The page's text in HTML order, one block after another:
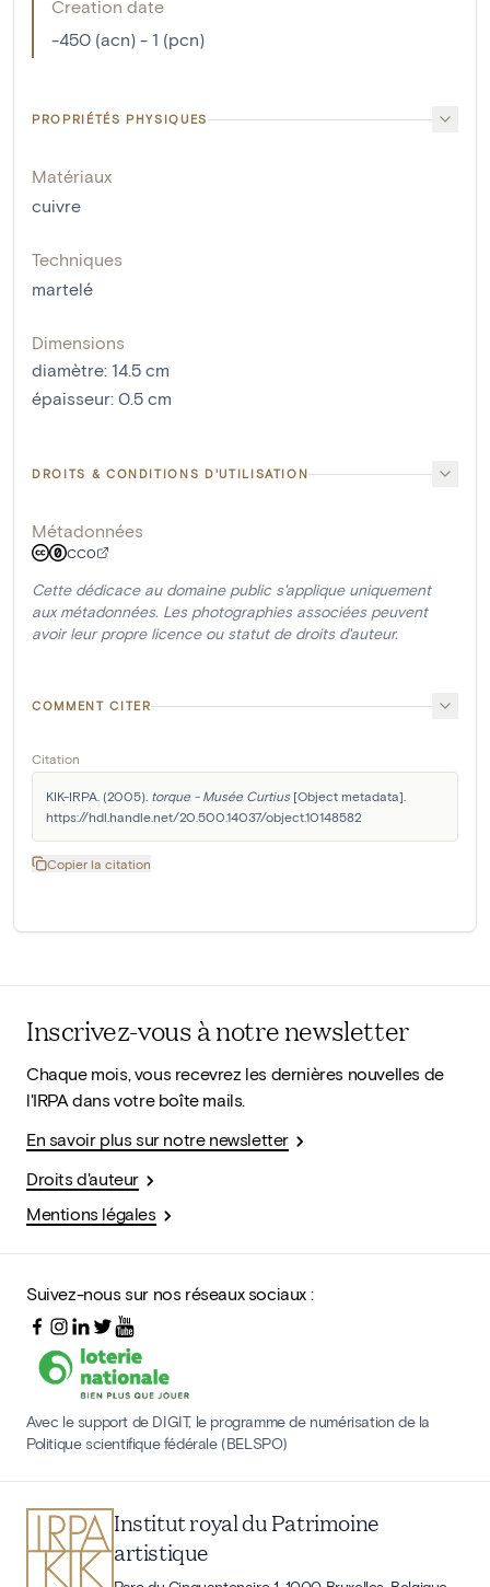
Creation date
-450 (acn) - 1 (pcn)
PROPRIÉTÉS PHYSIQUES
Matériaux
cuivre
Techniques
martelé
Dimensions
diamètre: 14.5 cm
épaisseur: 0.5 cm
DROITS & CONDITIONS D'UTILISATION
Métadonnées
CC0
Cette dédicace au domaine public s'applique uniquement
aux métadonnées. Les photographies associées peuvent
avoir leur propre licence ou statut de droits d'auteur.
COMMENT CITER
Citation
KIK-IRPA. (2005). torque - Musée Curtius [Object metadata].
https://hdl.handle.net/20.500.14037/object.10148582
Copier la citation
Inscrivez-vous à notre newsletter
Chaque mois, vous recevrez les dernières nouvelles de
l'IRPA dans votre boîte mails.
En savoir plus sur notre newsletter
Droits d'auteur
Mentions légales
Suivez-nous sur nos réseaux sociaux :
Avec le support de DIGIT, le programme de numérisation de la
Politique scientifique fédérale (BELSPO)
Institut royal du Patrimoine
artistique